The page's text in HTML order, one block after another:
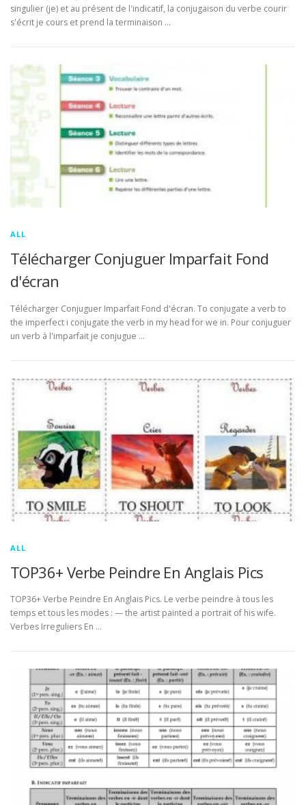
singulier (je) et au présent de l'indicatif, la conjugaison du verbe courir
s'écrit je cours et prend la terminaison …
ALL
Télécharger Conjuguer Imparfait Fond
d'écran
Télécharger Conjuguer Imparfait Fond d'écran. To conjugate a verb to
the imperfect i conjugate the verb in my head for we in. Pour conjuguer
un verb à l'imparfait je conjugue …
ALL
TOP36+ Verbe Peindre En Anglais Pics
TOP36+ Verbe Peindre En Anglais Pics. Le verbe peindre à tous les
temps et tous les modes : — the artist painted a portrait of his wife.
Verbes Irreguliers En …